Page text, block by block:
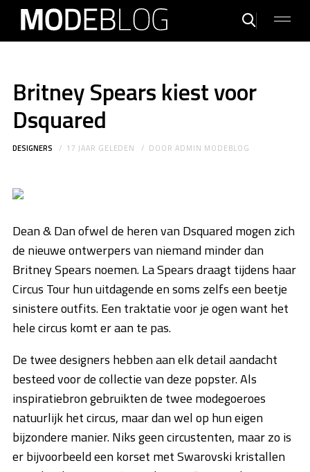
Britney Spears kiest voor
Dsquared
DESIGNERS 17 JAAR GELEDEN DOORADMIN MODEBLOG
Dean & Dan ofwel de heren van Dsquared mogen zich
de nieuwe ontwerpers van niemand minder dan
Britney Spears noemen. La Spears draagt tijdens haar
Circus Tour hun uitdagende en soms zelfs een beetje
sinistere outfits. Een traktatie voor je ogen want het
hele circus komt er aan te pas.
De twee designers hebben aan elk detail aandacht
besteed voor de collectie van deze popster. Als
inspiratiebron gebruikten de twee modegoeroes
natuurlijk het circus, maar dan wel op hun eigen
bijzondere manier. Niks geen circustenten, maar zo is
er bijvoorbeeld een korset met Swarovski kristallen